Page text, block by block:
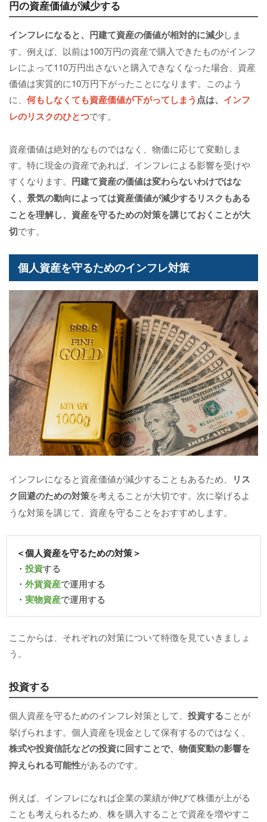
円の資産価値が減少する
インフレになると、円建て資産の価値が相対的に減少しま
す。例えば、以前は100万円の資産で購入できたものがインフ
レによって110万円出さないと購入できなくなった場合、資産
価値は実質的に10万円下がったことになります。このよう
に、 何もしなくても資産価値が下がってしまう 点は、 インフ
レのリスクのひとつです。
資産価値は絶対的なものではなく、物価に応じて変動しま
す。特に現金の資産であれば、インフレによる影響を受けや
すくなります。 円建て資産の価値は変わらないわけではな
く、景気の動向によっては資産価値が減少するリスクもある
ことを理解し、資産を守るための対策を講じておくことが大
切です。
個人資産を守るためのインフレ対策
インフレになると資産価値が減少することもあるため、
リス
ク回避のための対策を考えることが大切です。次に挙げるよ
うな対策を講じて、資産を守ることをおすすめします。
＜個人資産を守るための対策＞
・ 投資する
・ 外貨資産で運用する
・ 実物資産で運用する
ここからは、それぞれの対策について特徴を見ていきましょ
う。
投資する
個人資産を守るためのインフレ対策として、 投資することが
挙げられます。個人資産を現金として保有するのではなく、
株式や投資信託などの投資に回すことで、物価変動の影響を
抑えられる可能性があるのです。
例えば、インフレになれば企業の業績が伸びて株価が上がる
ことも考えられるため、株を購入することで資産を増やすこ